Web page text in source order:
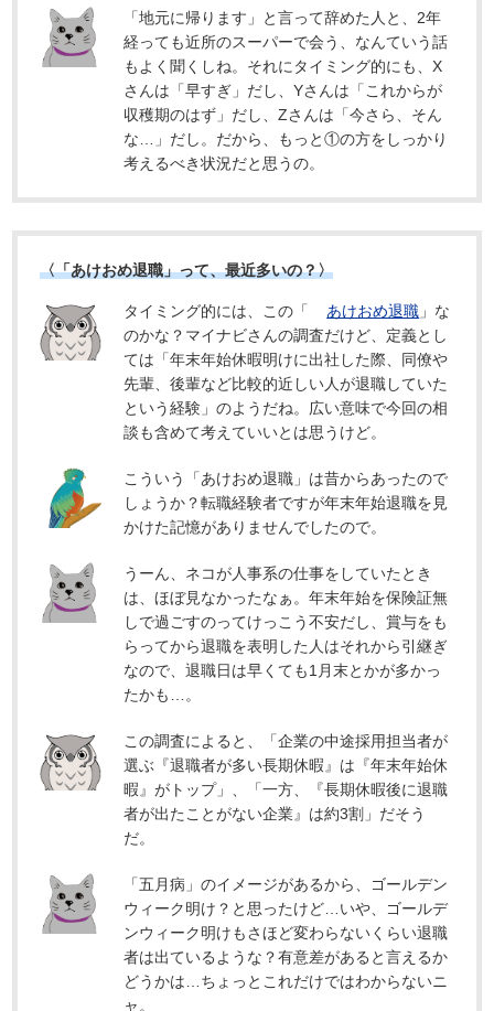
「地元に帰ります」と言って辞めた人と、2年
経っても近所のスーパーで会う、なんていう話
もよく聞くしね。それにタイミング的にも、X
さんは「早すぎ」だし、Yさんは「これからが
収穫期のはず」だし、Zさんは「今さら、そん
な…」だし。だから、もっと①の方をしっかり
考えるべき状況だと思うの。
〈「あけおめ退職」って、最近多いの？〉
タイミング的には、この「 あけおめ退職 」な
のかな？マイナビさんの調査だけど、定義とし
ては「年末年始休暇明けに出社した際、同僚や
先輩、後輩など比較的近しい人が退職していた
という経験」のようだね。広い意味で今回の相
談も含めて考えていいとは思うけど。
こういう「あけおめ退職」は昔からあったので
しょうか？転職経験者ですが年末年始退職を見
かけた記憶がありませんでしたので。
うーん、ネコが人事系の仕事をしていたとき
は、ほぼ見なかったなぁ。年末年始を保険証無
しで過ごすのってけっこう不安だし、賞与をも
らってから退職を表明した人はそれから引継ぎ
なので、退職日は早くても1月末とかが多かっ
たかも…。
この調査によると、「企業の中途採用担当者が
選ぶ『退職者が多い長期休暇』は『年末年始休
暇』がトップ」、「一方、『長期休暇後に退職
者が出たことがない企業』は約3割」だそう
だ。
「五月病」のイメージがあるから、ゴールデン
ウィーク明け？と思ったけど…いや、ゴールデ
ンウィーク明けもさほど変わらないくらい退職
者は出ているような？有意差があると言えるか
どうかは…ちょっとこれだけではわからないニ
ャ。